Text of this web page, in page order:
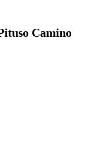
Camino